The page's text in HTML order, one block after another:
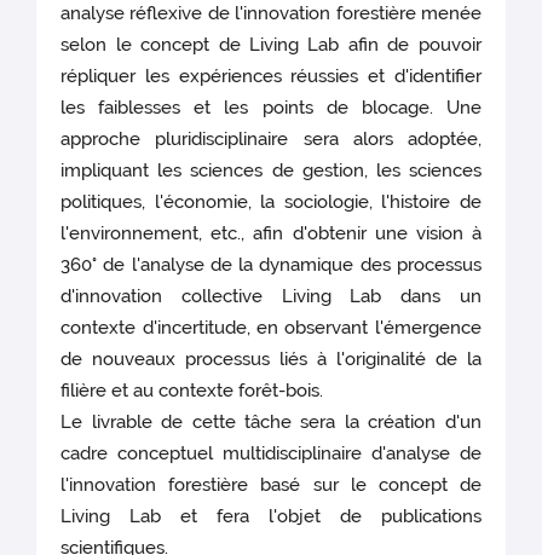
analyse réflexive de l'innovation forestière menée
selon le concept de Living Lab afin de pouvoir
répliquer les expériences réussies et d'identifier
les faiblesses et les points de blocage. Une
approche pluridisciplinaire sera alors adoptée,
impliquant les sciences de gestion, les sciences
politiques, l'économie, la sociologie, l'histoire de
l'environnement, etc., afin d'obtenir une vision à
360° de l'analyse de la dynamique des processus
d'innovation collective Living Lab dans un
contexte d'incertitude, en observant l'émergence
de nouveaux processus liés à l'originalité de la
filière et au contexte forêt-bois.
Le livrable de cette tâche sera la création d'un
cadre conceptuel multidisciplinaire d'analyse de
l'innovation forestière basé sur le concept de
Living Lab et fera l'objet de publications
scientifiques.